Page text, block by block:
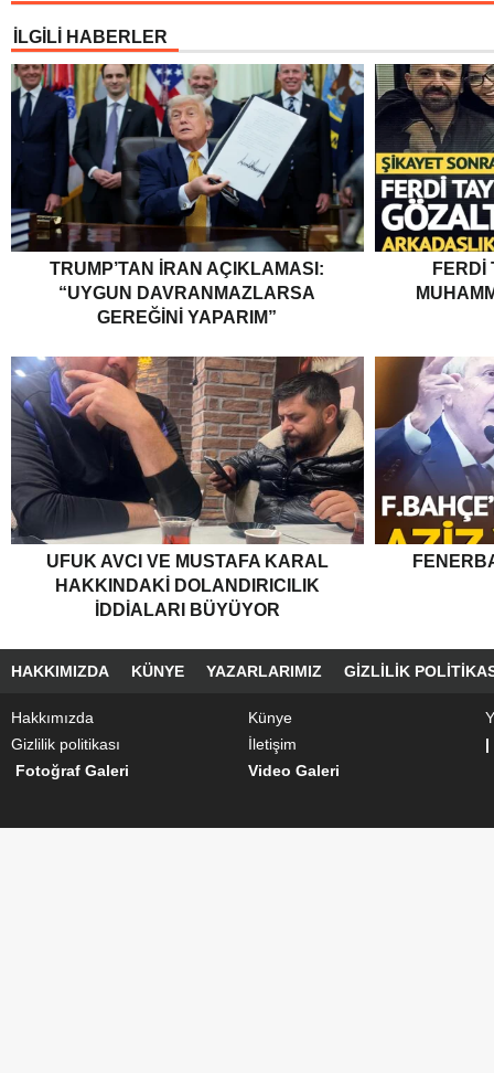
İLGİLİ HABERLER
TRUMP’TAN İRAN AÇIKLAMASI:
“UYGUN DAVRANMAZLARSA
GEREĞINI YAPARIM”
FERDI
UFUK AVCI VE MUSTAFA KARAL
HAKKINDAKI DOLANDIRICILIK
İDDIALARI BÜYÜYOR
HAKKIMIZDA KÜNYE YAZARLARIMIZ GIZLILIK
Hakkımızda Künye
Gizlilik politikası
İletişim
|
Fotoğraf Galeri
Video Galeri